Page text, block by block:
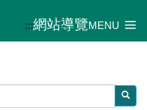
:::網站導覽MENU